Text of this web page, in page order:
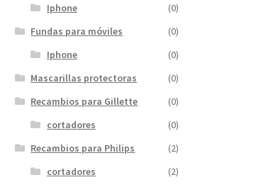
Iphone
(0)
Fundas para móviles
(0)
Iphone
(0)
Mascarillas protectoras
(0)
Recambios para Gillette
(0)
cortadores
(0)
Recambios para Philips
(2)
cortadores
(2)